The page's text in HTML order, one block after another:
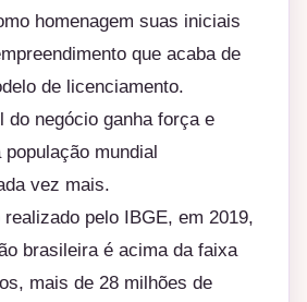
homenagem suas iniciais
que acaba de
de licenciamento.
do negócio ganha força e
mundial
vez mais.
pelo IBGE, em 2019,
brasileira é acima da faixa
mais de 28 milhões de